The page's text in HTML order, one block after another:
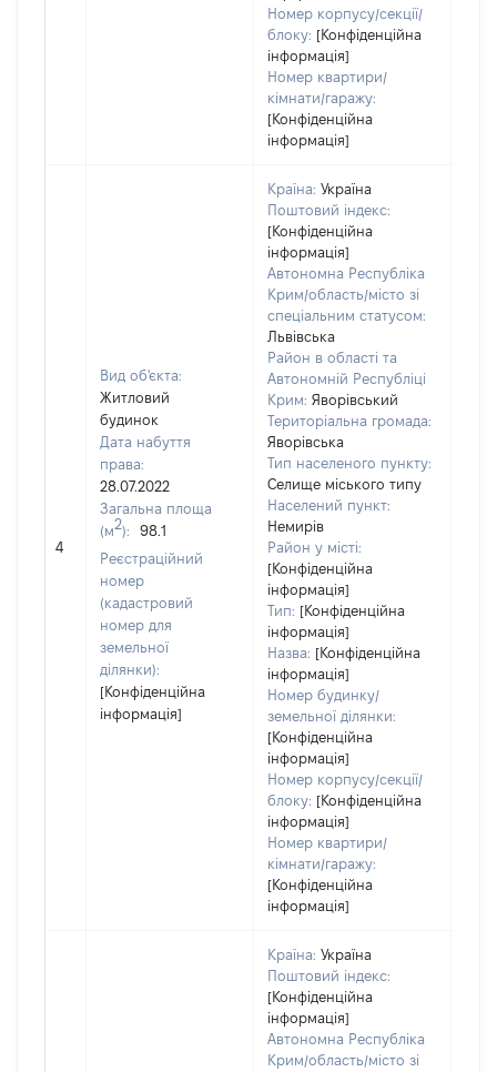
Номер корпусу/секції/
блоку: [Конфіденційна
інформація]
Номер квартири/
кімнати/гаражу:
[Конфіденційна
інформація]
4
Вид об'єкта:
Житловий
будинок
Дата набуття
права:
28.07.2022
Загальна площа
(м2):
98.1
Реєстраційний
номер
(кадастровий
номер для
земельної
ділянки):
[Конфіденційна
інформація]
Країна: Україна
Поштовий індекс:
[Конфіденційна
інформація]
Автономна Республіка
Крим/область/місто зі
спеціальним статусом:
Львівська
Район в області та
Автономній Республіці
Крим: Яворівський
Територіальна громада:
Яворівська
Тип населеного пункту:
Селище міського типу
Населений пункт:
Немирів
Район у місті:
[Конфіденційна
інформація]
Тип: [Конфіденційна
інформація]
Назва: [Конфіденційна
інформація]
Номер будинку/
земельної ділянки:
[Конфіденційна
інформація]
Номер корпусу/секції/
блоку: [Конфіденційна
інформація]
Номер квартири/
кімнати/гаражу:
[Конфіденційна
інформація]
Країна: Україна
Поштовий індекс:
[Конфіденційна
інформація]
Автономна Республіка
Крим/область/місто зі